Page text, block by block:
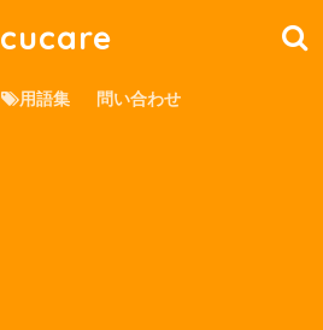
cucare
用語集 問い合わせ